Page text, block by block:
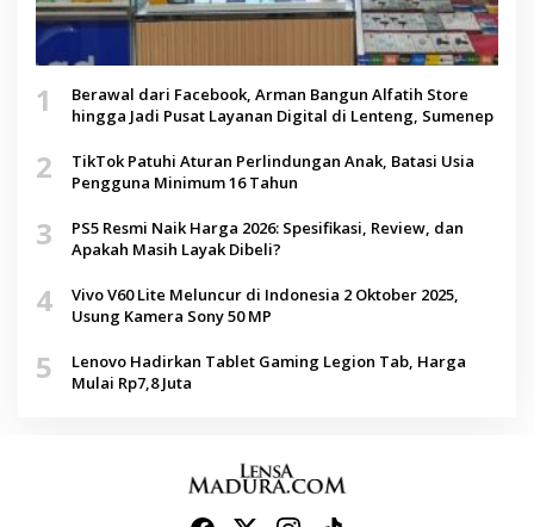
1
Berawal dari Facebook, Arman Bangun Alfatih Store
hingga Jadi Pusat Layanan Digital di Lenteng, Sumenep
2
TikTok Patuhi Aturan Perlindungan Anak, Batasi Usia
Pengguna Minimum 16 Tahun
3
PS5 Resmi Naik Harga 2026: Spesifikasi, Review, dan
Apakah Masih Layak Dibeli?
4
Vivo V60 Lite Meluncur di Indonesia 2 Oktober 2025,
Usung Kamera Sony 50 MP
5
Lenovo Hadirkan Tablet Gaming Legion Tab, Harga
Mulai Rp7,8 Juta